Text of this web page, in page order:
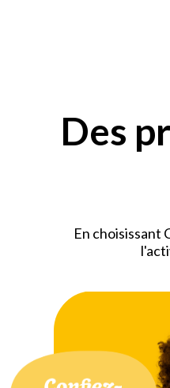
Des
En choisissant